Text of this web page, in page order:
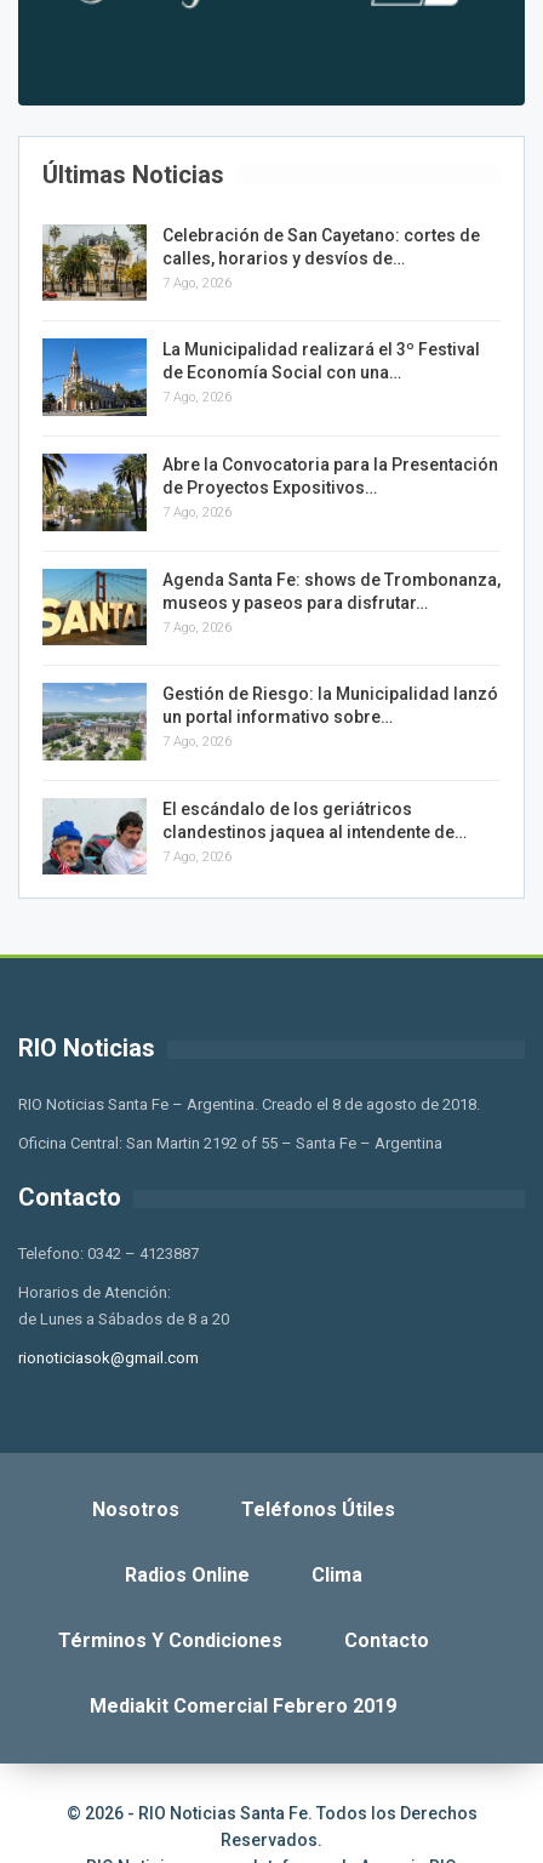
Últimas Noticias
Celebración de San Cayetano: cortes de
calles, horarios y desvíos de…
7 Ago, 2026
La Municipalidad realizará el 3º Festival
de Economía Social con una…
7 Ago, 2026
Abre la Convocatoria para la Presentación
de Proyectos Expositivos…
7 Ago, 2026
Agenda Santa Fe: shows de Trombonanza,
museos y paseos para disfrutar…
7 Ago, 2026
Gestión de Riesgo: la Municipalidad lanzó
un portal informativo sobre…
7 Ago, 2026
El escándalo de los geriátricos
clandestinos jaquea al intendente de…
7 Ago, 2026
RIO Noticias
RIO Noticias Santa Fe – Argentina. Creado el 8 de agosto de 2018.
Oficina Central: San Martin 2192 of 55 – Santa Fe – Argentina
Contacto
Telefono: 0342 – 4123887
Horarios de Atención:
de Lunes a Sábados de 8 a 20
rionoticiasok@gmail.com
Nosotros Teléfonos Útiles
Radios Online Clima
Términos Y Condiciones Contacto
Mediakit Comercial Febrero 2019
© 2026 - RIO Noticias Santa Fe. Todos los Derechos
Reservados.